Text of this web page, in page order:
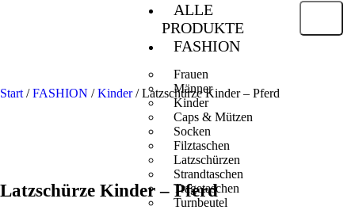
ALLE
PRODUKTE
FASHION
Frauen
Männer
Kinder
Caps & Mützen
Socken
Filztaschen
Latzschürzen
Strandtaschen
Tragetaschen
Turnbeutel
Start /FASHION /Kinder/ Latzschürze Kinder – Pferd
Latzschürze Kinder – Pferd